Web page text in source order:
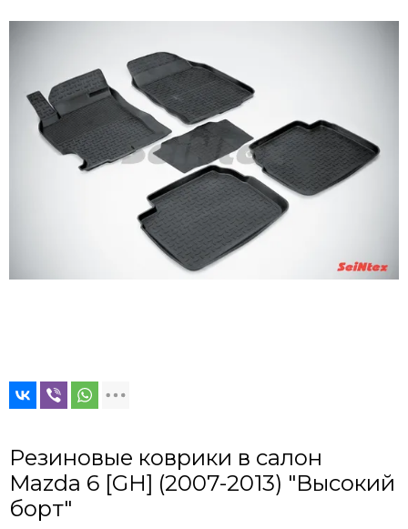
Резиновые коврики в салон
Mazda 6 [GH] (2007-2013) "Высокий
борт"